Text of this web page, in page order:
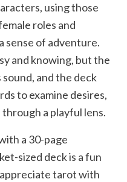
using those
roles and
sense of adventure.
and knowing, but the
and the deck
to examine desires,
a playful lens.
a 30-page
sized deck is a fun
tarot with